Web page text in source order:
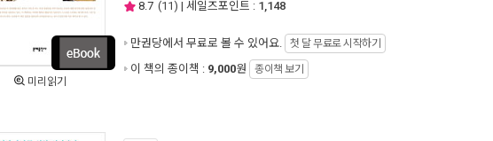
미리읽기
8.7 (11) | 세일즈포인트 : 1,148
만권당에서 무료로 볼 수 있어요. 첫 달 무료로 시작하기
이 책의 종이책 : 9,000원 종이책 보기